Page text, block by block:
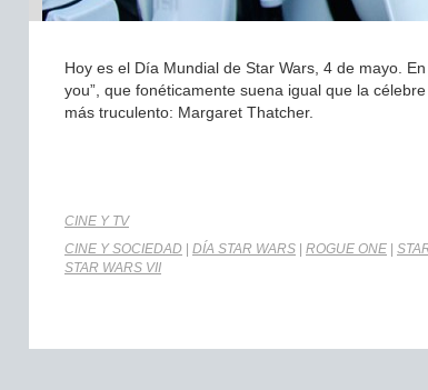
Hoy es el Día Mundial de Star Wars, 4 de mayo.
you”, que fonéticamente suena igual que la
más truculento: Margaret Thatcher.
CINE Y TV
CINE Y SOCIEDAD
DÍA STAR WARS ROGUE ONE
STAR WARS VII